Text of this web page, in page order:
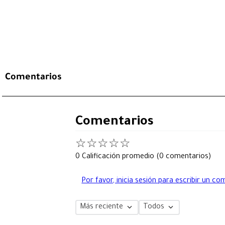
Comentarios
Comentarios
☆☆☆☆☆
0 Calificación promedio (0 comentarios)
Por favor, inicia sesión para escribir un
Más reciente Todos